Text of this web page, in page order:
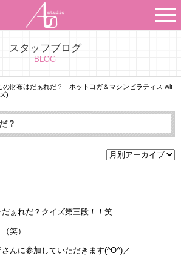
スタッフブログ
BLOG
の財布はだぁれだ？ - ホットヨガ＆マシンピラティス wit
)
？
ぁれだ？クイズ第三段！！笑
笑）
んに参加していただきます(^O^)／
Asのコンセプト
Asのナビゲーションシステム
施設紹介